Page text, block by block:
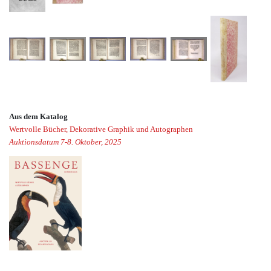
Aus dem Katalog
Wertvolle Bücher, Dekorative Graphik und Autographen
Auktionsdatum 7-8. Oktober, 2025